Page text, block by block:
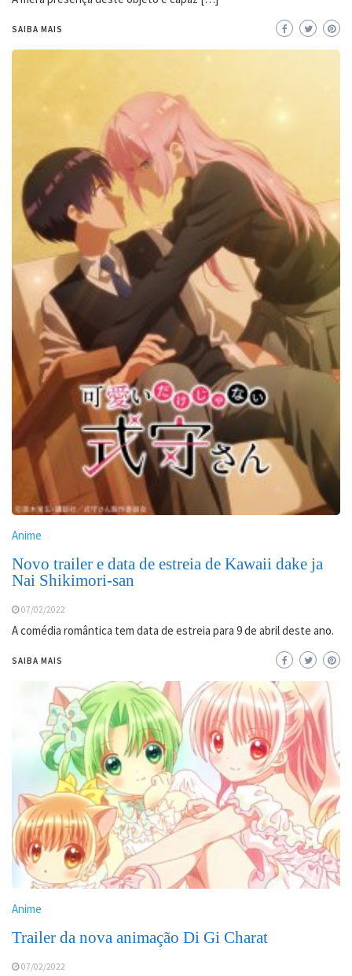
SAIBA MAIS
Anime
Novo trailer e data de estreia de Kawaii dake ja
Nai Shikimori-san
07/02/2022
A comédia romântica tem data de estreia para 9 de abril deste ano.
SAIBA MAIS
Anime
Trailer da nova animação Di Gi Charat
07/02/2022